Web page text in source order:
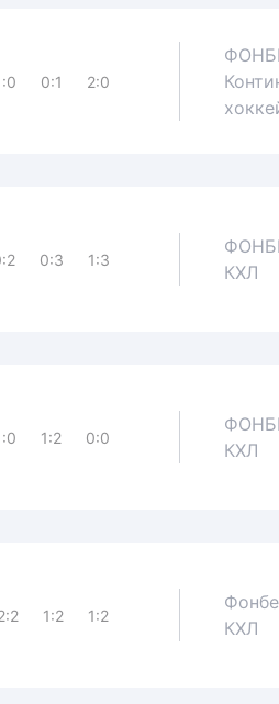
0:1 2:0
0:3 1:3
КХЛ
1:2 0:0
КХЛ
1:2 1:2
КХЛ